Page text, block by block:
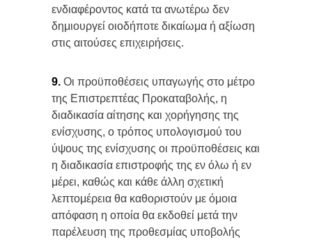
ενδιαφέροντος κατά τα ανωτέρω δεν
δημιουργεί οιοδήποτε δικαίωμα ή αξίωση
στις αιτούσες επιχειρήσεις.
9. Οι προϋποθέσεις υπαγωγής στο μέτρο
της Επιστρεπτέας Προκαταβολής, η
διαδικασία αίτησης και χορήγησης της
ενίσχυσης, ο τρόπος υπολογισμού του
ύψους της ενίσχυσης οι προϋποθέσεις και
η διαδικασία επιστροφής της εν όλω ή εν
μέρει, καθώς και κάθε άλλη σχετική
λεπτομέρεια θα καθοριστούν με όμοια
απόφαση η οποία θα εκδοθεί μετά την
παρέλευση της προθεσμίας υποβολής